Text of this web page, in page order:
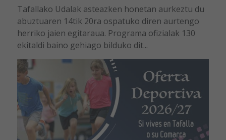
Tafallako Udalak asteazken honetan aurkeztu du
abuztuaren 14tik 20ra ospatuko diren aurtengo
herriko jaien egitaraua. Programa ofizialak 130
ekitaldi baino gehiago bilduko dit...